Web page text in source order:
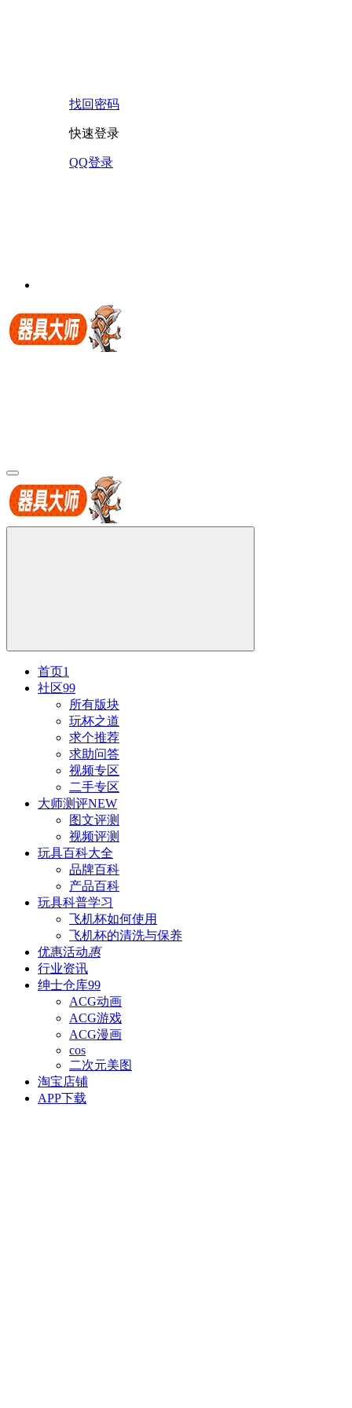
找回密码
快速登录
QQ登录
首页1
社区99
所有版块
玩杯之道
求个推荐
求助问答
视频专区
二手专区
大师测评NEW
图文评测
视频评测
玩具百科大全
品牌百科
产品百科
玩具科普学习
飞机杯如何使用
飞机杯的清洗与保养
优惠活动惠
行业资讯
绅士仓库99
ACG动画
ACG游戏
ACG漫画
cos
二次元美图
淘宝店铺
APP下载